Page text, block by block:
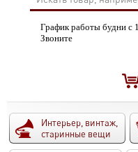
График работы будни с
Звоните
Интерьер, винтаж,
старинные вещи